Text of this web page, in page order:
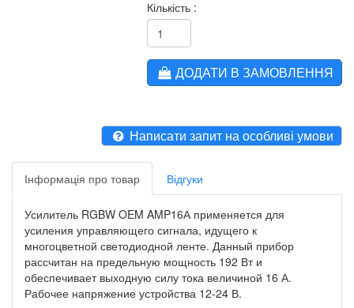
Кількість :
ДОДАТИ В ЗАМОВЛЕННЯ
Написати запит на особливі умови
Інформація про товар Відгуки
Усилитель RGBW OEM AMP16А применяется для
усиления управляющего сигнала, идущего к
многоцветной светодиодной ленте. Данный прибор
рассчитан на предельную мощность 192 Вт и
обеспечивает выходную силу тока величиной 16 А.
Рабочее напряжение устройства 12-24 В.